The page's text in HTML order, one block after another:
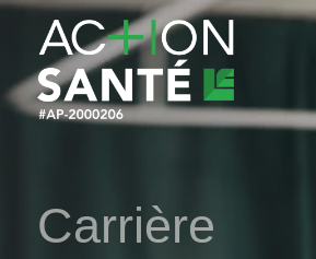
Carrière